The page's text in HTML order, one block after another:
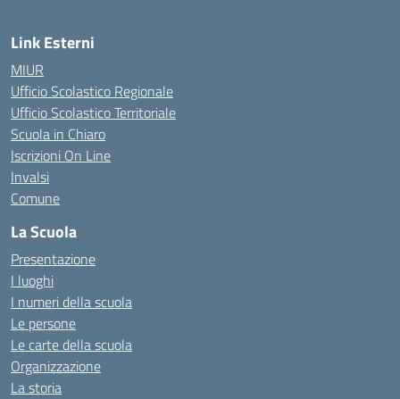
Link Esterni
MIUR
Ufficio Scolastico Regionale
Ufficio Scolastico Territoriale
Scuola in Chiaro
Iscrizioni On Line
Invalsi
Comune
La Scuola
Presentazione
I luoghi
I numeri della scuola
Le persone
Le carte della scuola
Organizzazione
La storia